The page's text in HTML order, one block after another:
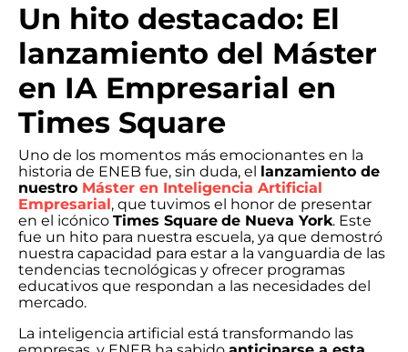
Un hito destacado: El
lanzamiento del Máster
en IA Empresarial en
Times Square
Uno de los momentos más emocionantes en la
historia de ENEB fue, sin duda, el lanzamiento de
nuestro Máster en Inteligencia Artificial
Empresarial, que tuvimos el honor de presentar
en el icónico Times Square de Nueva York. Este
fue un hito para nuestra escuela, ya que demostró
nuestra capacidad para estar a la vanguardia de las
tendencias tecnológicas y ofrecer programas
educativos que respondan a las necesidades del
mercado.
La inteligencia artificial está transformando las